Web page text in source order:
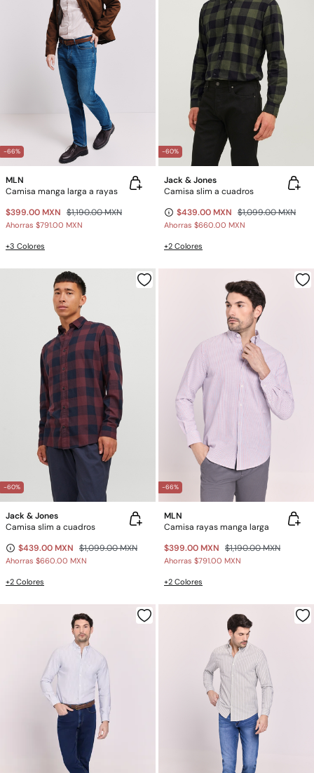
-66%
MLN
Camisa manga larga a rayas
$399.00 MXN $1,190.00 MXN
Ahorras $791.00 MXN
+3 Colores
-60%
Jack & Jones
Camisa slim a cuadros
$439.00 MXN $1,099.00 MXN
Ahorras $660.00 MXN
+2 Colores
-60%
Jack & Jones
Camisa slim a cuadros
$439.00 MXN $1,099.00 MXN
Ahorras $660.00 MXN
+2 Colores
-66%
MLN
Camisa rayas manga larga
$399.00 MXN $1,190.00 MXN
Ahorras $791.00 MXN
+2 Colores